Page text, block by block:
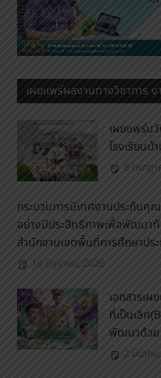
เผยแพร่ผลงานทางวิชาการ ง
เผยแพร่น
โรงเรียนบ้
8 กรกฎ
กระบวนการนิเทศงานประกันคุ
อย่างมีประสิทธิภาพเพื่อพัฒนา
สำนักงานเขตพื้นที่การศึกษาปร
16 มิถุนายน, 2026
เอกสารเ
ที่เป็นเลิศ
พัฒนาด้วย
2 มีนาค